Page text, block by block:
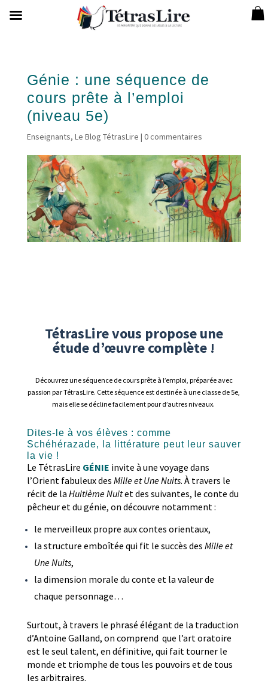
Génie : une séquence de
cours prête à l’emploi
(niveau 5e)
Enseignants, Le Blog TétrasLire | 0 commentaires
TétrasLire vous propose une
étude d’œuvre complète !
Découvrez une séquence de cours prête à l’emploi, préparée avec
passion par TétrasLire. Cette séquence est destinée à une classe de 5e,
mais elle se décline facilement pour d’autres niveaux.
Dites-le à vos élèves : comme
Schéhérazade, la littérature peut leur sauver
la vie !
Le TétrasLire GÉNIE invite à une voyage dans
l’Orient fabuleux des Mille et Une Nuits. À travers le
récit de la Huitième Nuitet des suivantes, le conte du
pêcheur et du génie, on découvre notamment :
le merveilleux propre aux contes orientaux,
la structure emboîtée qui fit le succès des Mille et
Une Nuits,
la dimension morale du conte et la valeur de
chaque personnage…
Surtout, à travers le phrasé élégant de la traduction
d’Antoine Galland, on comprend que l’art oratoire
est le seul talent, en définitive, qui fait tourner le
monde et triomphe de tous les pouvoirs et de tous
les arbitraires.